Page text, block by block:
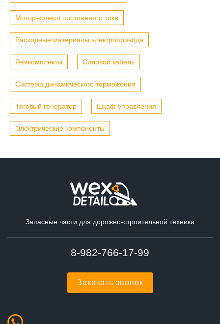
Мотор-колесо постоянного тока
Расходные материалы электропривода
Ремкомплекты Силовой кабель
Система динамического торможения
Тяговый генератор Шкаф управления
Электрические компоненты
Запасные части для дорожно-строительной техники
8-982-766-17-99
Заказать звонок